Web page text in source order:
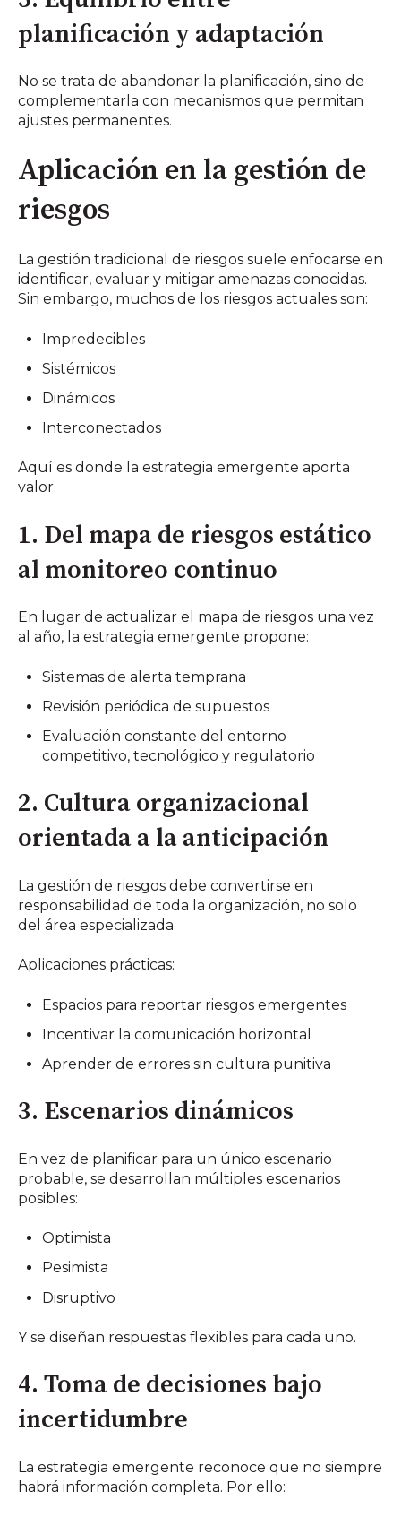
planificación y adaptación
No se trata de abandonar la planificación, sino de
complementarla con mecanismos que permitan
ajustes permanentes.
Aplicación en la gestión de
riesgos
La gestión tradicional de riesgos suele enfocarse en
identificar, evaluar y mitigar amenazas conocidas.
Sin embargo, muchos de los riesgos actuales son:
Impredecibles
Sistémicos
Dinámicos
Interconectados
Aquí es donde la estrategia emergente aporta
valor.
1. Del mapa de riesgos estático
al monitoreo continuo
En lugar de actualizar el mapa de riesgos una vez
al año, la estrategia emergente propone:
Sistemas de alerta temprana
Revisión periódica de supuestos
Evaluación constante del entorno
competitivo, tecnológico y regulatorio
2. Cultura organizacional
orientada a la anticipación
La gestión de riesgos debe convertirse en
responsabilidad de toda la organización, no solo
del área especializada.
Aplicaciones prácticas:
Espacios para reportar riesgos emergentes
Incentivar la comunicación horizontal
Aprender de errores sin cultura punitiva
3. Escenarios dinámicos
En vez de planificar para un único escenario
probable, se desarrollan múltiples escenarios
posibles:
Optimista
Pesimista
Disruptivo
Y se diseñan respuestas flexibles para cada uno.
4. Toma de decisiones bajo
incertidumbre
La estrategia emergente reconoce que no siempre
habrá información completa. Por ello: